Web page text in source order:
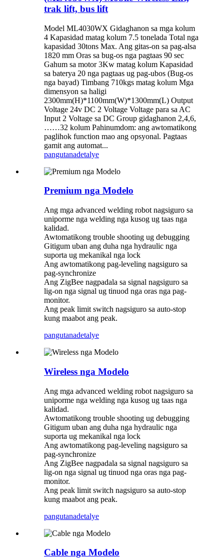
trak lift, bus lift
Model ML4030WX Gidaghanon sa mga kolum
4 Kapasidad matag kolum 7.5 tonelada Total nga
kapasidad 30tons Max. Ang gitas-on sa pag-alsa
1820 mm Oras sa bug-os nga pagtaas 90 sec
Gahum sa motor 3Kw matag kolum Kapasidad
sa baterya 20 nga pagtaas ug pag-ubos (Bug-os
nga bayad) Timbang 710kgs matag kolum Mga
dimensyon sa haligi
2300mm(H)*1100mm(W)*1300mm(L) Output
Voltage 24v DC 2 Voltage Voltage para sa AC
Input 2 Voltage sa DC Group gidaghanon 2,4,6,
……32 kolum Pahinumdom: ang awtomatikong
paglihok function mao ang opsyonal. Pagtaas
gamit ang automat...
pangutanadetalye
Premium nga Modelo
Ang mga advanced welding robot nagsiguro sa
uniporme nga welding nga kusog ug taas nga
kalidad.
Awtomatikong trouble shooting ug debugging
Gitigum uban ang duha nga hydraulic nga
suporta ug mekanikal nga lock
Ang awtomatikong pag-leveling nagsiguro sa
pag-synchronize
Ang ZigBee nagpadala sa signal nagsiguro sa
lig-on nga signal ug tinuod nga oras nga pag-
monitor.
Ang peak limit switch nagsiguro sa auto-stop
kung maabot ang peak.
pangutanadetalye
Wireless nga Modelo
Ang mga advanced welding robot nagsiguro sa
uniporme nga welding nga kusog ug taas nga
kalidad.
Awtomatikong trouble shooting ug debugging
Gitigum uban ang duha nga hydraulic nga
suporta ug mekanikal nga lock
Ang awtomatikong pag-leveling nagsiguro sa
pag-synchronize
Ang ZigBee nagpadala sa signal nagsiguro sa
lig-on nga signal ug tinuod nga oras nga pag-
monitor.
Ang peak limit switch nagsiguro sa auto-stop
kung maabot ang peak.
pangutanadetalye
Cable nga Modelo